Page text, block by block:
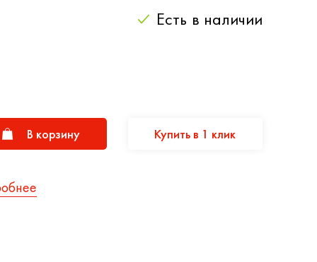
Есть в наличии
В корзину Купить в 1 клик